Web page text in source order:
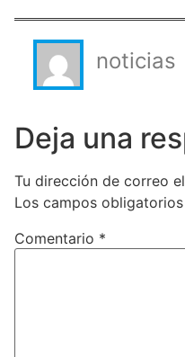
noticias
Deja una
Tu dirección de correo
Los campos
Comentario *